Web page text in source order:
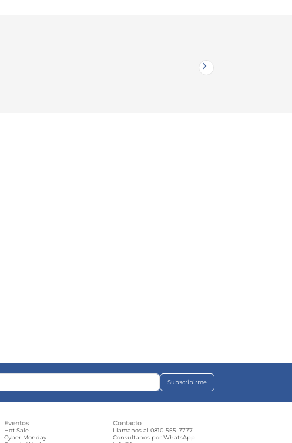
Subscribirme
Eventos
Hot Sale
Cyber Monday
Contacto
Llamanos al 0810-555-7777
Consultanos por WhatsApp